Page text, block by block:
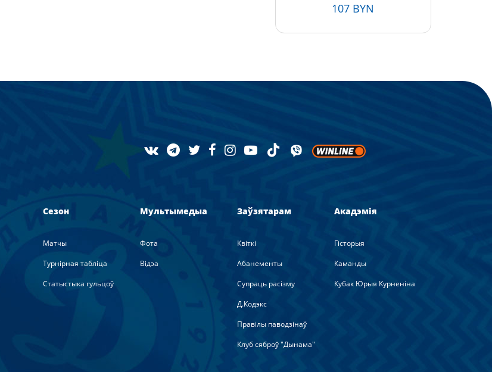
107 BYN
Сезон
Матчы
Турнірная табліца
Статыстыка гульцоў
Мультымедыа
Фота
Вiдэа
Заўзятарам
Квіткі
Абанементы
Супраць расізму
Д.Кодэкс
Правілы паводзінаў
Клуб сяброў "Дынама"
Акадэмія
Гісторыя
Каманды
Кубак Юрыя Курненіна